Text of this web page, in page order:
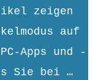
zeigen
auf
Apps und -
Sie bei …